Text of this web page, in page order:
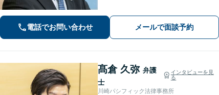
取り組みます。クチコミ・リピーター
の方も多数。お気軽にお問い合わせ下
さい。
電話でお問い合わせ メールで面談予約
髙倉 久弥 弁護
士
インタビューを見
る
川崎パシフィック法律事務所